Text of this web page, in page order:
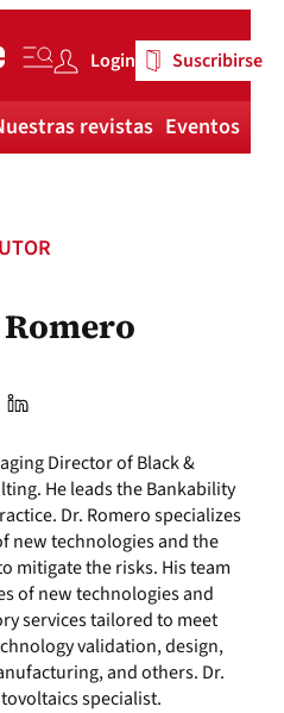
Login Suscribirse
revistas Eventos
Director of Black &
He leads the Bankability
Dr. Romero specializes
new technologies and the
mitigate the risks. His team
of new technologies and
services tailored to meet
validation, design,
and others. Dr.
specialist.